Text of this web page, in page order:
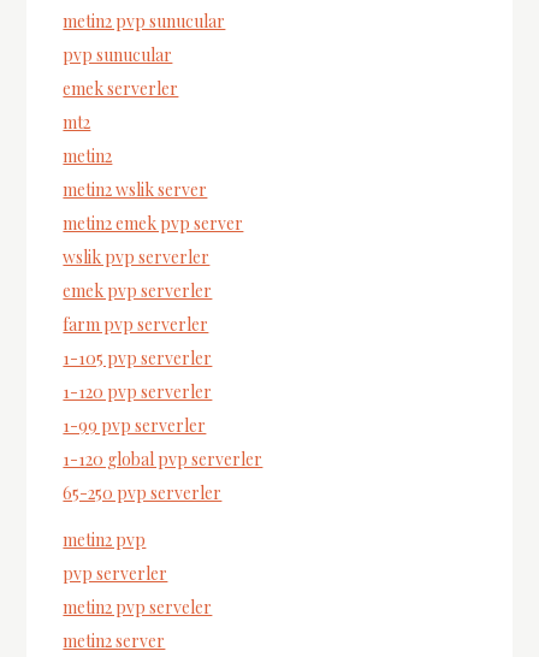
metin2 pvp sunucular
pvp sunucular
emek serverler
mt2
metin2
metin2 wslik server
metin2 emek pvp server
wslik pvp serverler
emek pvp serverler
farm pvp serverler
1-105 pvp serverler
1-120 pvp serverler
1-99 pvp serverler
1-120 global pvp serverler
65-250 pvp serverler
metin2 pvp
pvp serverler
metin2 pvp serveler
metin2 server